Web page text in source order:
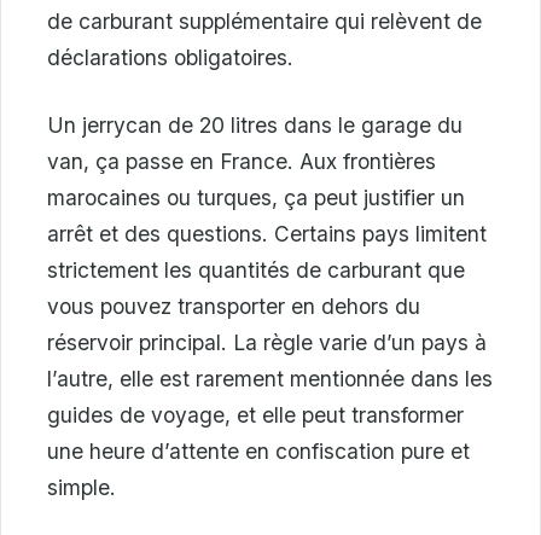
de carburant supplémentaire qui relèvent de
déclarations obligatoires.
Un jerrycan de 20 litres dans le garage du
van, ça passe en France. Aux frontières
marocaines ou turques, ça peut justifier un
arrêt et des questions. Certains pays limitent
strictement les quantités de carburant que
vous pouvez transporter en dehors du
réservoir principal. La règle varie d’un pays à
l’autre, elle est rarement mentionnée dans les
guides de voyage, et elle peut transformer
une heure d’attente en confiscation pure et
simple.